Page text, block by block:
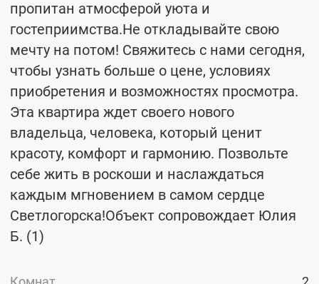
пропитан атмосферой уюта и
гостеприимства.Не откладывайте свою
мечту на потом! Свяжитесь с нами сегодня,
чтобы узнать больше о цене, условиях
приобретения и возможностях просмотра.
Эта квартира ждет своего нового
владельца, человека, который ценит
красоту, комфорт и гармонию. Позвольте
себе жить в роскоши и наслаждаться
каждым мгновением в самом сердце
Светлогорска!Объект сопровождает Юлия
Б. (1)